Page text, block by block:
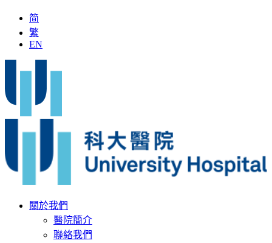
简
繁
EN
關於我們
醫院簡介
聯絡我們